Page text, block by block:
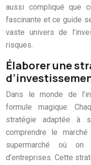
aussi compliqué que
fascinante et ce guide
vaste univers de
risques.
Élaborer une
Dans le monde de
formule magique.
stratégie adaptée à
comprendre le
supermarché où
d’entreprises. Cette